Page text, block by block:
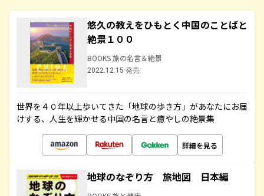
悠久の教えをひもとく中国のことばと
絶景１００
BOOKS 旅の名言＆絶景
2022.12.15 発売
世界を４０年以上歩いてきた「地球の歩き方」があなたにお届
けする、人生を輝かせる中国の名言と癒やしの絶景集
詳細を見る
地球のなぞり方 旅地図 日本編